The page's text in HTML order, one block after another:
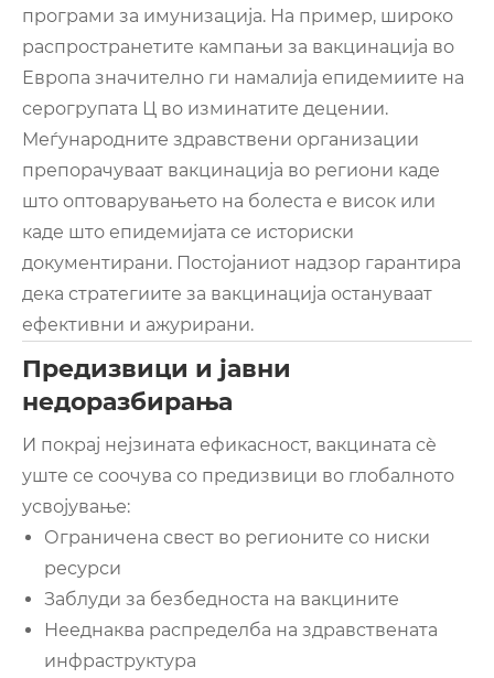
програми за имунизација. На пример, широко
распространетите кампањи за вакцинација во
Европа значително ги намалија епидемиите на
серогрупата Ц во изминатите децении.
Меѓународните здравствени организации
препорачуваат вакцинација во региони каде
што оптоварувањето на болеста е висок или
каде што епидемијата се историски
документирани. Постојаниот надзор гарантира
дека стратегиите за вакцинација остануваат
ефективни и ажурирани.
Предизвици и јавни
недоразбирања
И покрај нејзината ефикасност, вакцината сè
уште се соочува со предизвици во глобалното
усвојување:
Ограничена свест во регионите со ниски
ресурси
Заблуди за безбедноста на вакцините
Нееднаква распределба на здравствената
инфраструктура